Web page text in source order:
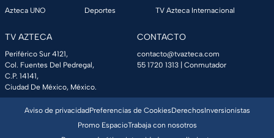
Azteca UNO
Deportes
TV Azteca Internacional
TV AZTECA
Periférico Sur 4121,
Col. Fuentes Del Pedregal,
C.P. 14141,
Ciudad De México, México.
CONTACTO
contacto@tvazteca.com
55 1720 1313 | Conmutador
Aviso de privacidadPreferencias de CookiesDerechosInversionistas
Promo EspacioTrabaja con nosotros